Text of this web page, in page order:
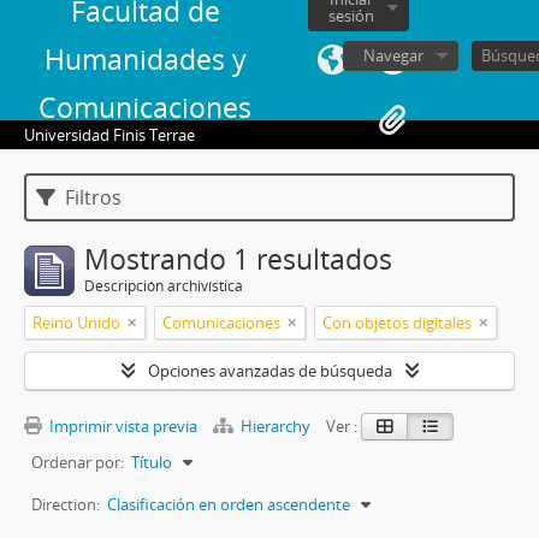
Facultad de
Humanidades y
Comunicaciones
sesión
Navegar
Universidad Finis Terrae
Filtros
Mostrando 1 resultados
Descripción archivística
Reino Unido Comunicaciones Con objetos digitales
Opciones avanzadas de búsqueda
Imprimir vista previa Hierarchy
Ver :
Ordenar por: Título
Direction: Clasificación en orden ascendente